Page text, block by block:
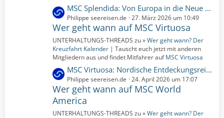
g
e
B
e
i
t
r
ä
g
e
L
e
t
z
t
e
B
e
i
t
r
MSC Splendida: Von Europa in die Neue Welt: Kultur und Küstenwunder | 19 Nächte | 16.11.2027 bis 05.12.2027 (Dienstag, 16. November 2027, 00:00 – Sonntag, 5. Dezember 2027, 00:00)
Philippe seereisen.de 27. März 2026 um 10:49
Wer geht wann auf MSC Virtuosa
UNTERHALTUNGS-THREADS zu »Wer geht wann? Der
Kreuzfahrt Kalender | Tauscht euch jetzt mit anderen
Mitgliedern aus und findet Mitfahrer aufMSC Virtuosa
L
e
t
z
t
MSC Virtuosa: Nordische Entdeckungsreise | 12 Nächte | 08.06.2026 bis 20.06.2026 (Montag, 8. Juni 2026, 00:00 – Samstag, 20. Juni 2026, 00:00)
Philippe seereisen.de 24. April 2026 um 17:07
Wer geht wann auf MSC World
America
UNTERHALTUNGS-THREADS zu »Wer geht wann? Der